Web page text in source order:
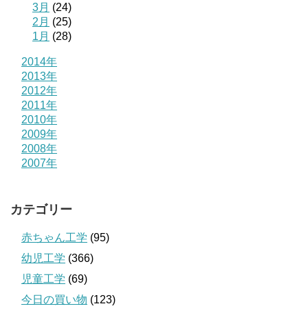
3月 (24)
2月 (25)
1月 (28)
2014年
2013年
2012年
2011年
2010年
2009年
2008年
2007年
カテゴリー
赤ちゃん工学 (95)
幼児工学 (366)
児童工学 (69)
今日の買い物 (123)